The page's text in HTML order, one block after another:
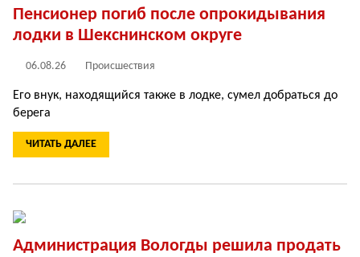
Пенсионер погиб после опрокидывания
лодки в Шекснинском округе
06.08.26 Происшествия
Его внук, находящийся также в лодке, сумел добраться до
берега
ЧИТАТЬ ДАЛЕЕ
Администрация Вологды решила продать